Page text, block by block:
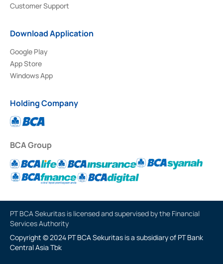
Customer Support
Download Application
Google Play
App Store
Windows App
Holding Company
BCA Group
PT BCA Sekuritas is licensed and supervised by the Financial
Services Authority
Copyright © 2024 PT BCA Sekuritas is a subsidiary of PT Bank
Central Asia Tbk